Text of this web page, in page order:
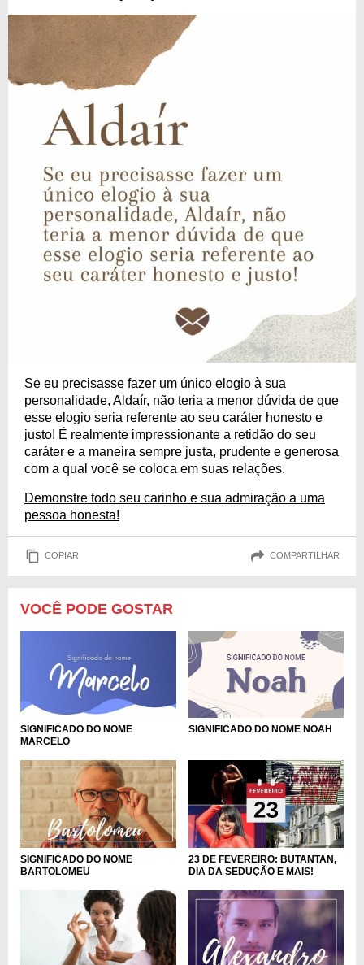
Se eu precisasse fazer um único elogio à sua
personalidade, Aldaír, não teria a menor dúvida de que
esse elogio seria referente ao seu caráter honesto e
justo! É realmente impressionante a retidão do seu
caráter e a maneira sempre justa, prudente e generosa
com a qual você se coloca em suas relações.
Demonstre todo seu carinho e sua admiração a uma
pessoa honesta!
COPIAR COMPARTILHAR
VOCÊ PODE GOSTAR
SIGNIFICADO DO NOME
MARCELO
SIGNIFICADO DO NOME NOAH
SIGNIFICADO DO NOME
BARTOLOMEU
23 DE FEVEREIRO: BUTANTAN,
DIA DA SEDUÇÃO E MAIS!